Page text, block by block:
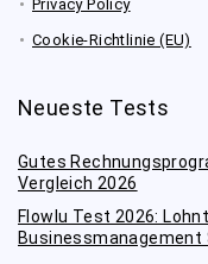
Privacy Policy
Cookie-Richtlinie (EU)
Neueste Tests
Gutes
Vergleich 2026
Flowlu Test 2026:
Businessmanagement